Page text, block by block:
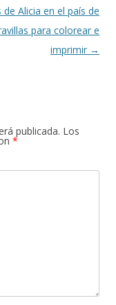
de Alicia en el país de
para colorear e
imprimir →
publicada. Los
*